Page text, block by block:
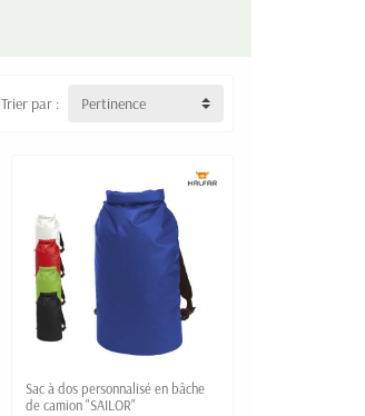
Trier par : Pertinence
Sac à dos personnalisé en bâche
de camion "SAILOR"